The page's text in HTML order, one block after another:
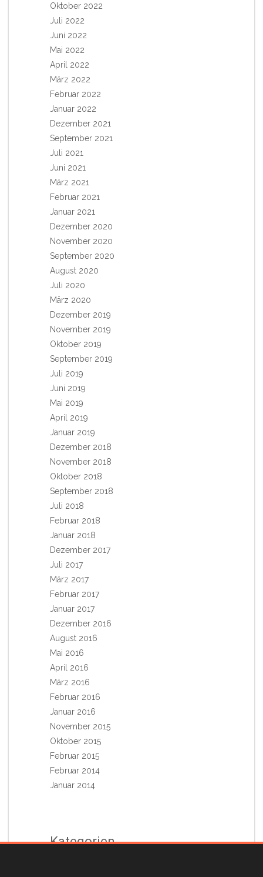
Oktober 2022
Juli 2022
Juni 2022
Mai 2022
April 2022
März 2022
Februar 2022
Januar 2022
Dezember 2021
September 2021
Juli 2021
Juni 2021
März 2021
Februar 2021
Januar 2021
Dezember 2020
November 2020
September 2020
August 2020
Juli 2020
März 2020
Dezember 2019
November 2019
Oktober 2019
September 2019
Juli 2019
Juni 2019
Mai 2019
April 2019
Januar 2019
Dezember 2018
November 2018
Oktober 2018
September 2018
Juli 2018
Februar 2018
Januar 2018
Dezember 2017
Juli 2017
März 2017
Februar 2017
Januar 2017
Dezember 2016
August 2016
Mai 2016
April 2016
März 2016
Februar 2016
Januar 2016
November 2015
Oktober 2015
Februar 2015
Februar 2014
Januar 2014
Kategorien